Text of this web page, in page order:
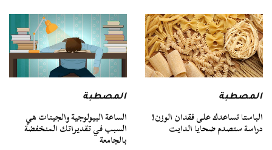
المصطبة
الباستا تساعدك على فقدان الوزن!
دراسة ستصدم ضحايا الدايت
المصطبة
الساعة البيولوجية والجينات هي
السبب في تقديراتك المنخفضة
بالجامعة